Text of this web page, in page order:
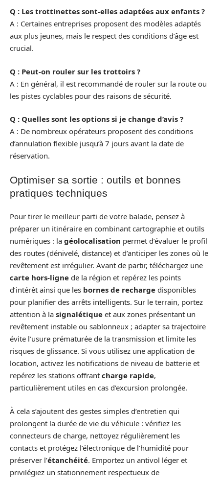
Q : Les trottinettes sont-elles adaptées aux enfants ?
A : Certaines entreprises proposent des modèles adaptés
aux plus jeunes, mais le respect des conditions d’âge est
crucial.
Q : Peut-on rouler sur les trottoirs ?
A : En général, il est recommandé de rouler sur la route ou
les pistes cyclables pour des raisons de sécurité.
Q : Quelles sont les options si je change d’avis ?
A : De nombreux opérateurs proposent des conditions
d’annulation flexible jusqu’à 7 jours avant la date de
réservation.
Optimiser sa sortie : outils et bonnes
pratiques techniques
Pour tirer le meilleur parti de votre balade, pensez à
préparer un itinéraire en combinant cartographie et outils
numériques : la géolocalisation permet d’évaluer le profil
des routes (dénivelé, distance) et d’anticiper les zones où le
revêtement est irrégulier. Avant de partir, téléchargez une
carte hors-ligne de la région et repérez les points
d’intérêt ainsi que les bornes de recharge disponibles
pour planifier des arrêts intelligents. Sur le terrain, portez
attention à la signalétique et aux zones présentant un
revêtement instable ou sablonneux ; adapter sa trajectoire
évite l’usure prématurée de la transmission et limite les
risques de glissance. Si vous utilisez une application de
location, activez les notifications de niveau de batterie et
repérez les stations offrant charge rapide,
particulièrement utiles en cas d’excursion prolongée.
À cela s’ajoutent des gestes simples d’entretien qui
prolongent la durée de vie du véhicule : vérifiez les
connecteurs de charge, nettoyez régulièrement les
contacts et protégez l’électronique de l’humidité pour
préserver l’étanchéité. Emportez un antivol léger et
privilégiez un stationnement respectueux de